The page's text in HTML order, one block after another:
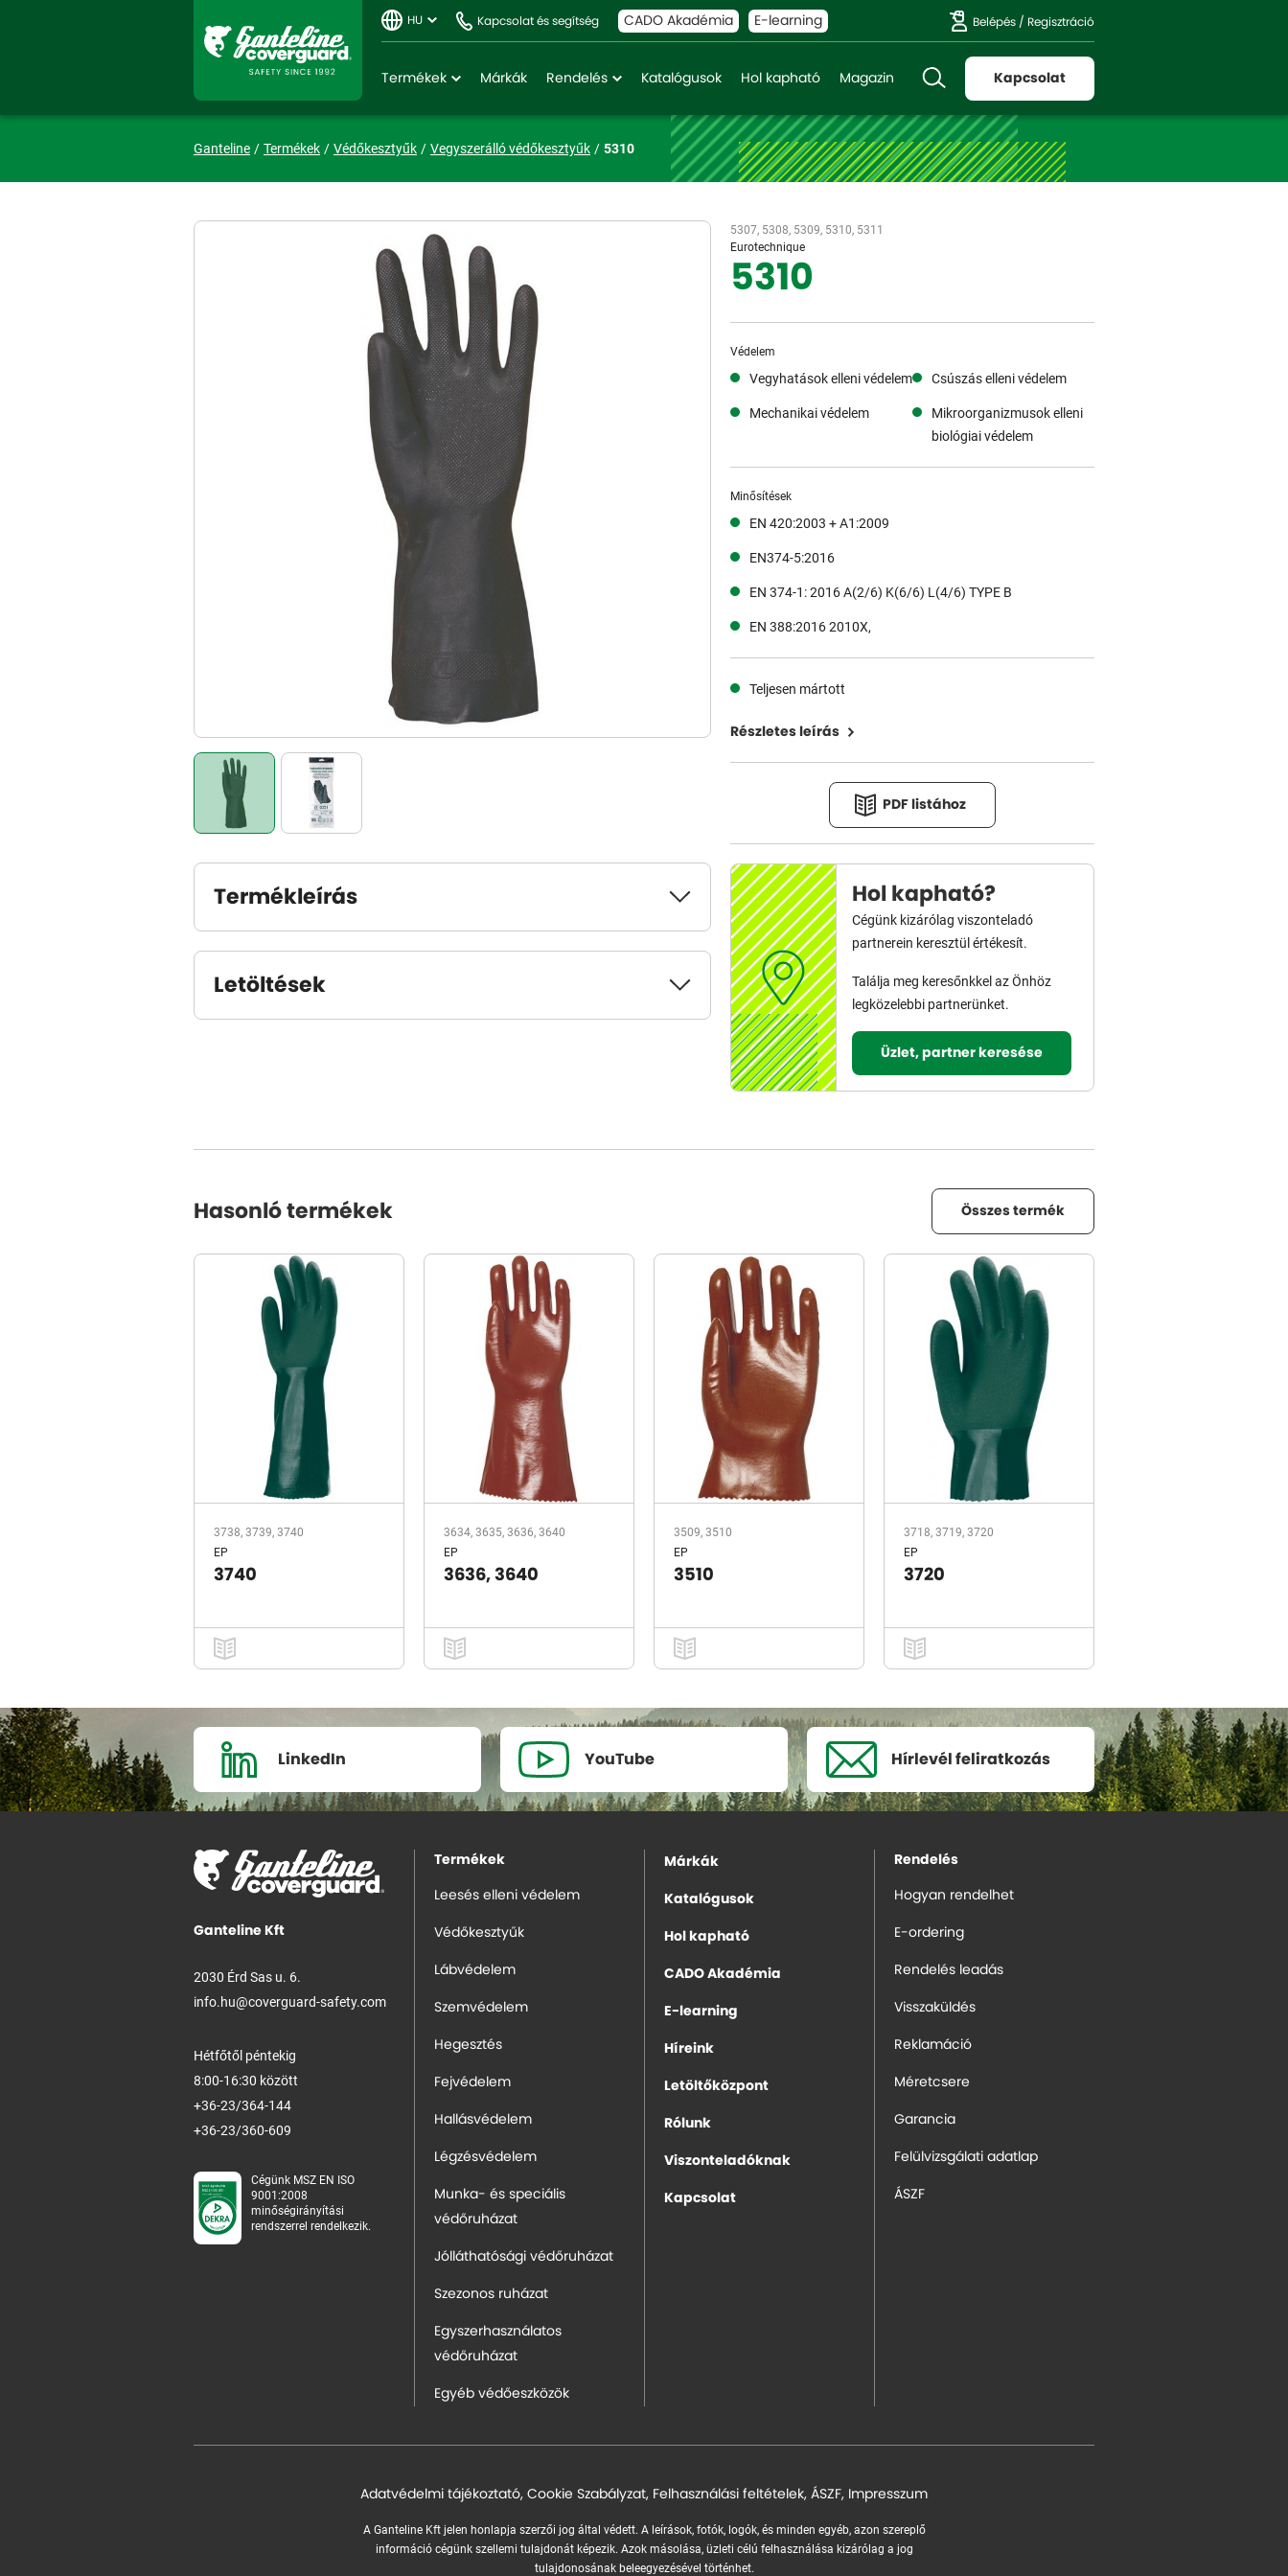
HU Kapcsolat és segítség CADO Akadémia E-learning Belépés / Regisztráció
Termékek Márkák Rendelés Katalógusok Hol kapható Magazin Kapcsolat
Ganteline Termékek Védőkesztyűk Vegyszerálló védőkesztyűk 5310
Termékleírás
Letöltések
5307, 5308, 5309, 5310, 5311
Eurotechnique
5310
Védelem
Vegyhatások elleni védelem
Csúszás elleni védelem
Mechanikai védelem
Mikroorganizmusok elleni
biológiai védelem
Minősítések
EN 420:2003 + A1:2009
EN374-5:2016
EN 374-1: 2016 A(2/6) K(6/6) L(4/6) TYPE B
EN 388:2016 2010X,
Teljesen mártott
Részletes leírás
PDF listához
Hol kapható?
Cégünk kizárólag viszonteladó
partnerein keresztül értékesít.
Találja meg keresőnkkel az Önhöz
legközelebbi partnerünket.
Üzlet, partner keresése
Hasonló termékek Összes termék
3738, 3739, 3740
EP
3740
3634, 3635, 3636, 3640
EP
3636, 3640
3509, 3510
EP
3510
3718, 3719, 3720
EP
3720
LinkedIn YouTube Hírlevél feliratkozás
Ganteline Kft
2030 Érd Sas u. 6.
info.hu@coverguard-safety.com
Hétfőtől péntekig
8:00-16:30 között
+36-23/364-144
+36-23/360-609
Cégünk MSZ EN ISO
9001:2008
minőségirányítási
rendszerrel rendelkezik.
Termékek
Leesés elleni védelem
Védőkesztyűk
Lábvédelem
Szemvédelem
Hegesztés
Fejvédelem
Hallásvédelem
Légzésvédelem
Munka- és speciális
védőruházat
Jólláthatósági védőruházat
Szezonos ruházat
Egyszerhasználatos
védőruházat
Egyéb védőeszközök
Márkák
Katalógusok
Hol kapható
CADO Akadémia
E-learning
Híreink
Letöltőközpont
Rólunk
Viszonteladóknak
Kapcsolat
Rendelés
Hogyan rendelhet
E-ordering
Rendelés leadás
Visszaküldés
Reklamáció
Méretcsere
Garancia
Felülvizsgálati adatlap
ÁSZF
Adatvédelmi tájékoztató, Cookie Szabályzat, Felhasználási feltételek, ÁSZF, Impresszum
A Ganteline Kft jelen honlapja szerzői jog által védett. A leírások, fotók, logók, és minden egyéb, azon szereplő
információ cégünk szellemi tulajdonát képezik. Azok másolása, üzleti célú felhasználása kizárólag a jog
tulajdonosának beleegyezésével történhet.